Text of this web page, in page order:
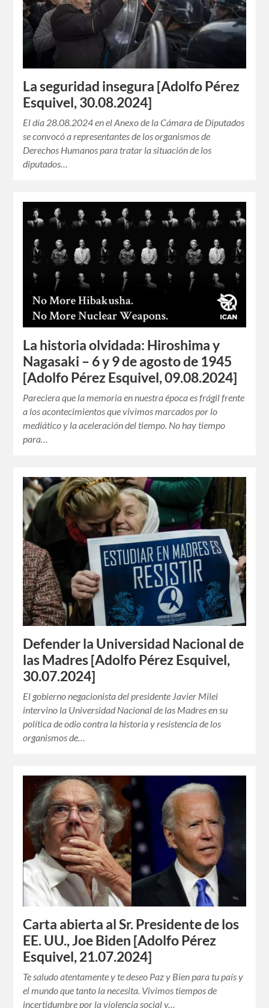
La seguridad insegura [Adolfo Pérez
Esquivel, 30.08.2024]
El día 28.08.2024 en el Anexo de la Cámara de Diputados
se convocó a representantes de los organismos de
Derechos Humanos para tratar la situación de los
diputados…
La historia olvidada: Hiroshima y
Nagasaki – 6 y 9 de agosto de 1945
[Adolfo Pérez Esquivel, 09.08.2024]
Pareciera que la memoria en nuestra época es frágil frente
a los acontecimientos que vivimos marcados por lo
mediático y la aceleración del tiempo. No hay tiempo
para…
Defender la Universidad Nacional de
las Madres [Adolfo Pérez Esquivel,
30.07.2024]
El gobierno negacionista del presidente Javier Milei
intervino la Universidad Nacional de las Madres en su
política de odio contra la historia y resistencia de los
organismos de…
Carta abierta al Sr. Presidente de los
EE. UU., Joe Biden [Adolfo Pérez
Esquivel, 21.07.2024]
Te saludo atentamente y te deseo Paz y Bien para tu país y
el mundo que tanto la necesita. Vivimos tiempos de
incertidumbre por la violencia social y…